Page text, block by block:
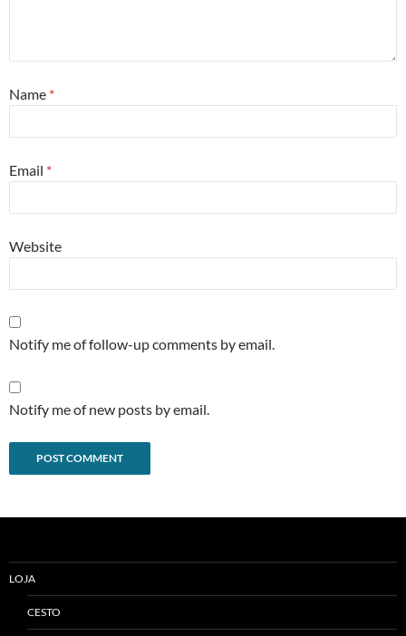
Name *
Email *
Website
Notify me of follow-up comments by email.
Notify me of new posts by email.
LOJA
CESTO